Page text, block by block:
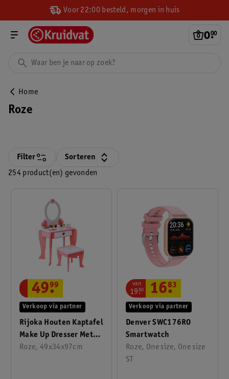
Voor 22:00 besteld, morgen in huis
0.
00
Home
Roze
254 product(en) gevonden
Filter Sorteren
Rijoka Houten Kaptafel
Make Up Dresser Met
Krukje En Spiegel
Roze, 49x34x97cm
Verkoop via partner
49.
99
Denver SWC176RO
Smartwatch
Roze, One size, One size
ST
Verkoop via partner
van
19.
80 16.
83